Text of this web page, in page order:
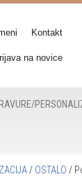
Kontakt
na novice
/ OSTALO /